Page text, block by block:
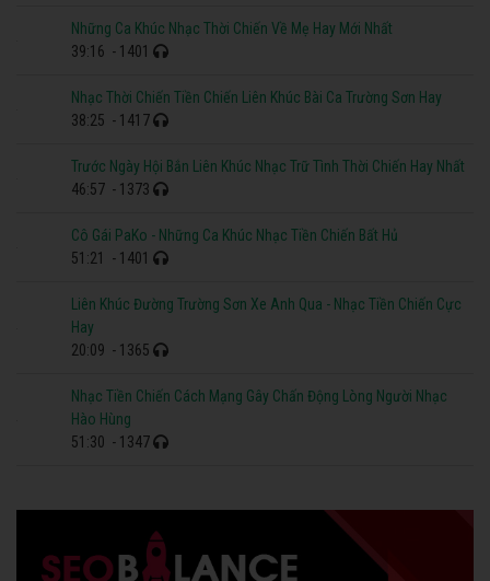
Những Ca Khúc Nhạc Thời Chiến Về Mẹ Hay Mới Nhất
39:16 - 1401
Nhạc Thời Chiến Tiền Chiến Liên Khúc Bài Ca Trường Sơn Hay
38:25 - 1417
Trước Ngày Hội Bắn Liên Khúc Nhạc Trữ Tình Thời Chiến Hay Nhất
46:57 - 1373
Cô Gái PaKo - Những Ca Khúc Nhạc Tiền Chiến Bất Hủ
51:21
- 1401
Liên Khúc Đường Trường Sơn Xe Anh Qua - Nhạc Tiền Chiến Cực
Hay
20:09 - 1365
Nhạc Tiền Chiến Cách Mạng Gây Chấn Động Lòng Người Nhạc
Hào Hùng
51:30 - 1347